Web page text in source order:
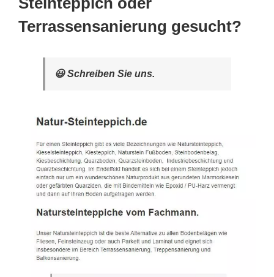
Terrassensanierung gesucht?
😃 Schreiben Sie uns.